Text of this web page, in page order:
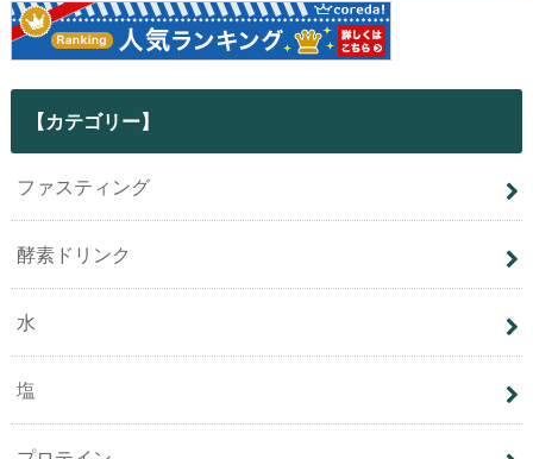
【カテゴリー】
ファスティング
酵素ドリンク
水
塩